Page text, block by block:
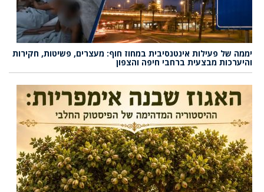
יממה של פעילות אינטנסיבית במחוז חוף: מעצרים, פשיטות, חקירות
והיערכות מבצעית ברחבי חיפה והצפון